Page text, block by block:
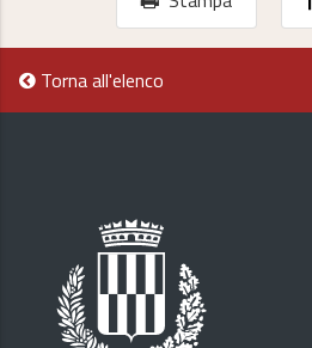
Torna all'elenco